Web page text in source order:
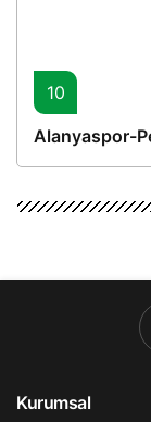
10
Alanyaspor-
Kurumsal